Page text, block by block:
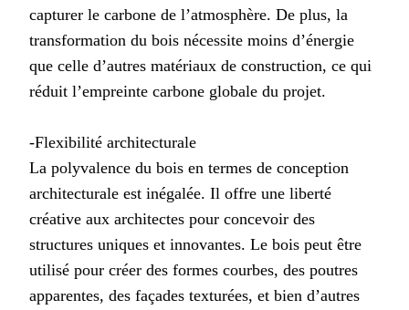
capturer le carbone de l’atmosphère. De plus, la
transformation du bois nécessite moins d’énergie
que celle d’autres matériaux de construction, ce qui
réduit l’empreinte carbone globale du projet.
-Flexibilité architecturale
La polyvalence du bois en termes de conception
architecturale est inégalée. Il offre une liberté
créative aux architectes pour concevoir des
structures uniques et innovantes. Le bois peut être
utilisé pour créer des formes courbes, des poutres
apparentes, des façades texturées, et bien d’autres